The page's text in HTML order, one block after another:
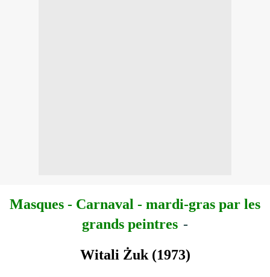
Masques - Carnaval - mardi-gras par les
grands peintres -
Witali Żuk (1973)